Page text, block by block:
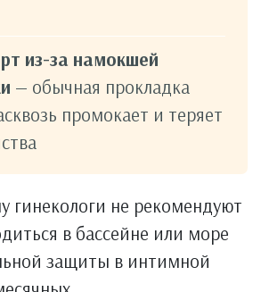
из-за намокшей
— обычная прокладка
промокает и теряет
гинекологи не рекомендуют
в бассейне или море
защиты в интимной